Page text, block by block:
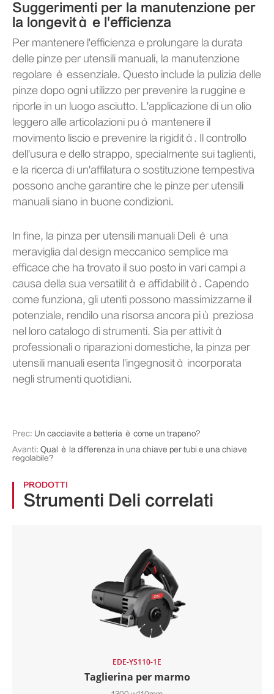
Suggerimenti per la manutenzione per
la longevità e l'efficienza
Per mantenere l'efficienza e prolungare la durata
delle pinze per utensili manuali, la manutenzione
regolare è essenziale. Questo include la pulizia delle
pinze dopo ogni utilizzo per prevenire la ruggine e
riporle in un luogo asciutto. L'applicazione di un olio
leggero alle articolazioni può mantenere il
movimento liscio e prevenire la rigidità. Il controllo
dell'usura e dello strappo, specialmente sui taglienti,
e la ricerca di un'affilatura o sostituzione tempestiva
possono anche garantire che le pinze per utensili
manuali siano in buone condizioni.
In fine, la pinza per utensili manuali Deli è una
meraviglia dal design meccanico semplice ma
efficace che ha trovato il suo posto in vari campi a
causa della sua versatilità e affidabilità. Capendo
come funziona, gli utenti possono massimizzarne il
potenziale, rendilo una risorsa ancora più preziosa
nel loro catalogo di strumenti. Sia per attività
professionali o riparazioni domestiche, la pinza per
utensili manuali esenta l'ingegnosità incorporata
negli strumenti quotidiani.
Prec: Un cacciavite a batteria è come un trapano?
Avanti: Qual è la differenza in una chiave per tubi e una chiave
regolabile?
PRODOTTI
Strumenti Deli correlati
EDE-YS110-1E
Taglierina per marmo